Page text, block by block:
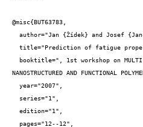
@misc{BUT63783,
NANOSTRUCTURED AND FUNCTIONAL